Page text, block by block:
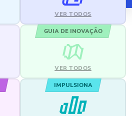
VER TODOS
GUIA DE INOVAÇÃO
VER TODOS
IMPULSIONA